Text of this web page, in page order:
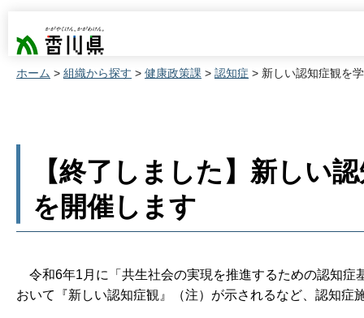
香川県
ホーム > 組織から探す > 健康政策課 > 認知症 > 新しい認知症観を
【終了しました】新しい
を開催します
令和6年1月に「共生社会の実現を推進するための認知症
おいて『新しい認知症観』（注）が示されるなど、認知症